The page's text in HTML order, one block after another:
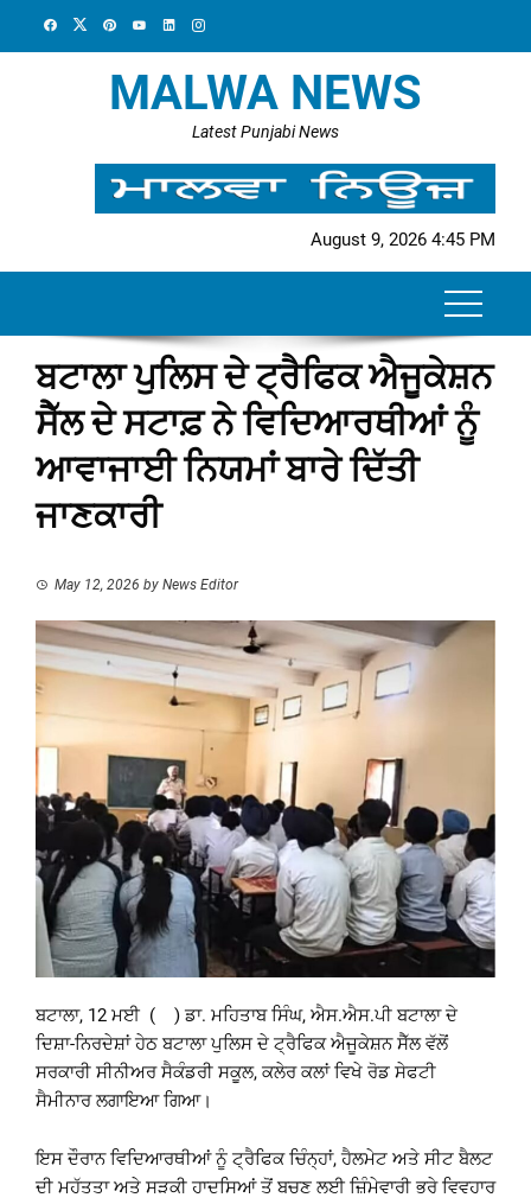
MALWA NEWS
Latest Punjabi News
August 9, 2026 4:45 PM
ਬਟਾਲਾ ਪੁਲਿਸ ਦੇ ਟ੍ਰੈਫਿਕ ਐਜੂਕੇਸ਼ਨ
ਸੈੱਲ ਦੇ ਸਟਾਫ਼ ਨੇ ਵਿਦਿਆਰਥੀਆਂ ਨੂੰ
ਆਵਾਜਾਈ ਨਿਯਮਾਂ ਬਾਰੇ ਦਿੱਤੀ
ਜਾਣਕਾਰੀ
May 12, 2026 by News Editor
ਬਟਾਲਾ, 12 ਮਈ ( ) ਡਾ. ਮਹਿਤਾਬ ਸਿੰਘ, ਐਸ.ਐਸ.ਪੀ ਬਟਾਲਾ ਦੇ
ਦਿਸ਼ਾ-ਨਿਰਦੇਸ਼ਾਂ ਹੇਠ ਬਟਾਲਾ ਪੁਲਿਸ ਦੇ ਟ੍ਰੈਫਿਕ ਐਜੂਕੇਸ਼ਨ ਸੈੱਲ ਵੱਲੋਂ
ਸਰਕਾਰੀ ਸੀਨੀਅਰ ਸੈਕੰਡਰੀ ਸਕੂਲ, ਕਲੇਰ ਕਲਾਂ ਵਿਖੇ ਰੋਡ ਸੇਫਟੀ
ਸੈਮੀਨਾਰ ਲਗਾਇਆ ਗਿਆ।
ਇਸ ਦੌਰਾਨ ਵਿਦਿਆਰਥੀਆਂ ਨੂੰ ਟ੍ਰੈਫਿਕ ਚਿੰਨ੍ਹਾਂ, ਹੈਲਮੇਟ ਅਤੇ ਸੀਟ ਬੈਲਟ
ਦੀ ਮਹੱਤਤਾ ਅਤੇ ਸੜਕੀ ਹਾਦਸਿਆਂ ਤੋਂ ਬਚਣ ਲਈ ਜ਼ਿੰਮੇਵਾਰੀ ਭਰੇ ਵਿਵਹਾਰ